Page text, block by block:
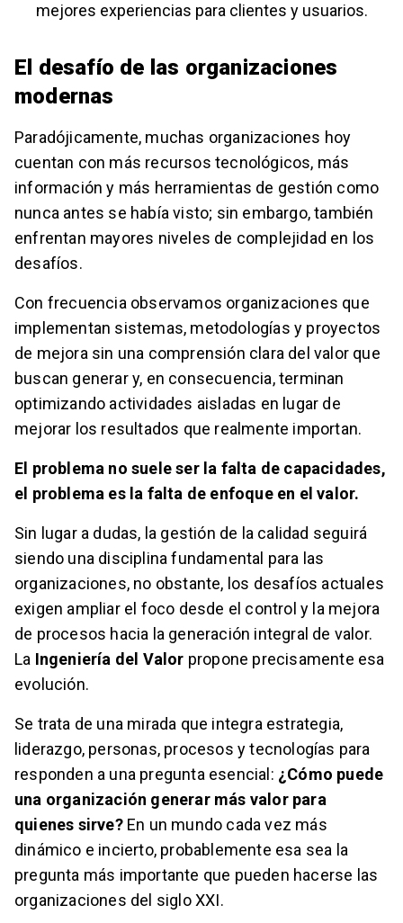
mejores experiencias para clientes y usuarios.
El desafío de las organizaciones
modernas
Paradójicamente, muchas organizaciones hoy
cuentan con más recursos tecnológicos, más
información y más herramientas de gestión como
nunca antes se había visto; sin embargo, también
enfrentan mayores niveles de complejidad en los
desafíos.
Con frecuencia observamos organizaciones que
implementan sistemas, metodologías y proyectos
de mejora sin una comprensión clara del valor que
buscan generar y, en consecuencia, terminan
optimizando actividades aisladas en lugar de
mejorar los resultados que realmente importan.
El problema no suele ser la falta de capacidades,
el problema es la falta de enfoque en el valor.
Sin lugar a dudas, la gestión de la calidad seguirá
siendo una disciplina fundamental para las
organizaciones, no obstante, los desafíos actuales
exigen ampliar el foco desde el control y la mejora
de procesos hacia la generación integral de valor.
La Ingeniería del Valor propone precisamente esa
evolución.
Se trata de una mirada que integra estrategia,
liderazgo, personas, procesos y tecnologías para
responden a una pregunta esencial: ¿Cómo puede
una organización generar más valor para
quienes sirve?En un mundo cada vez más
dinámico e incierto, probablemente esa sea la
pregunta más importante que pueden hacerse las
organizaciones del siglo XXI.